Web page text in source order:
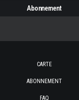
CARTE
ABONNEMENT
FAQ